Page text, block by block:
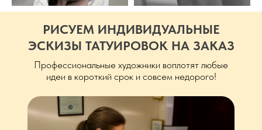
Профессиональные художники воплотят любые
идеи в короткий срок и совсем недорого!
РИСУЕМ ИНДИВИДУАЛЬНЫЕ
ЭСКИЗЫ ТАТУИРОВОК НА ЗАКАЗ